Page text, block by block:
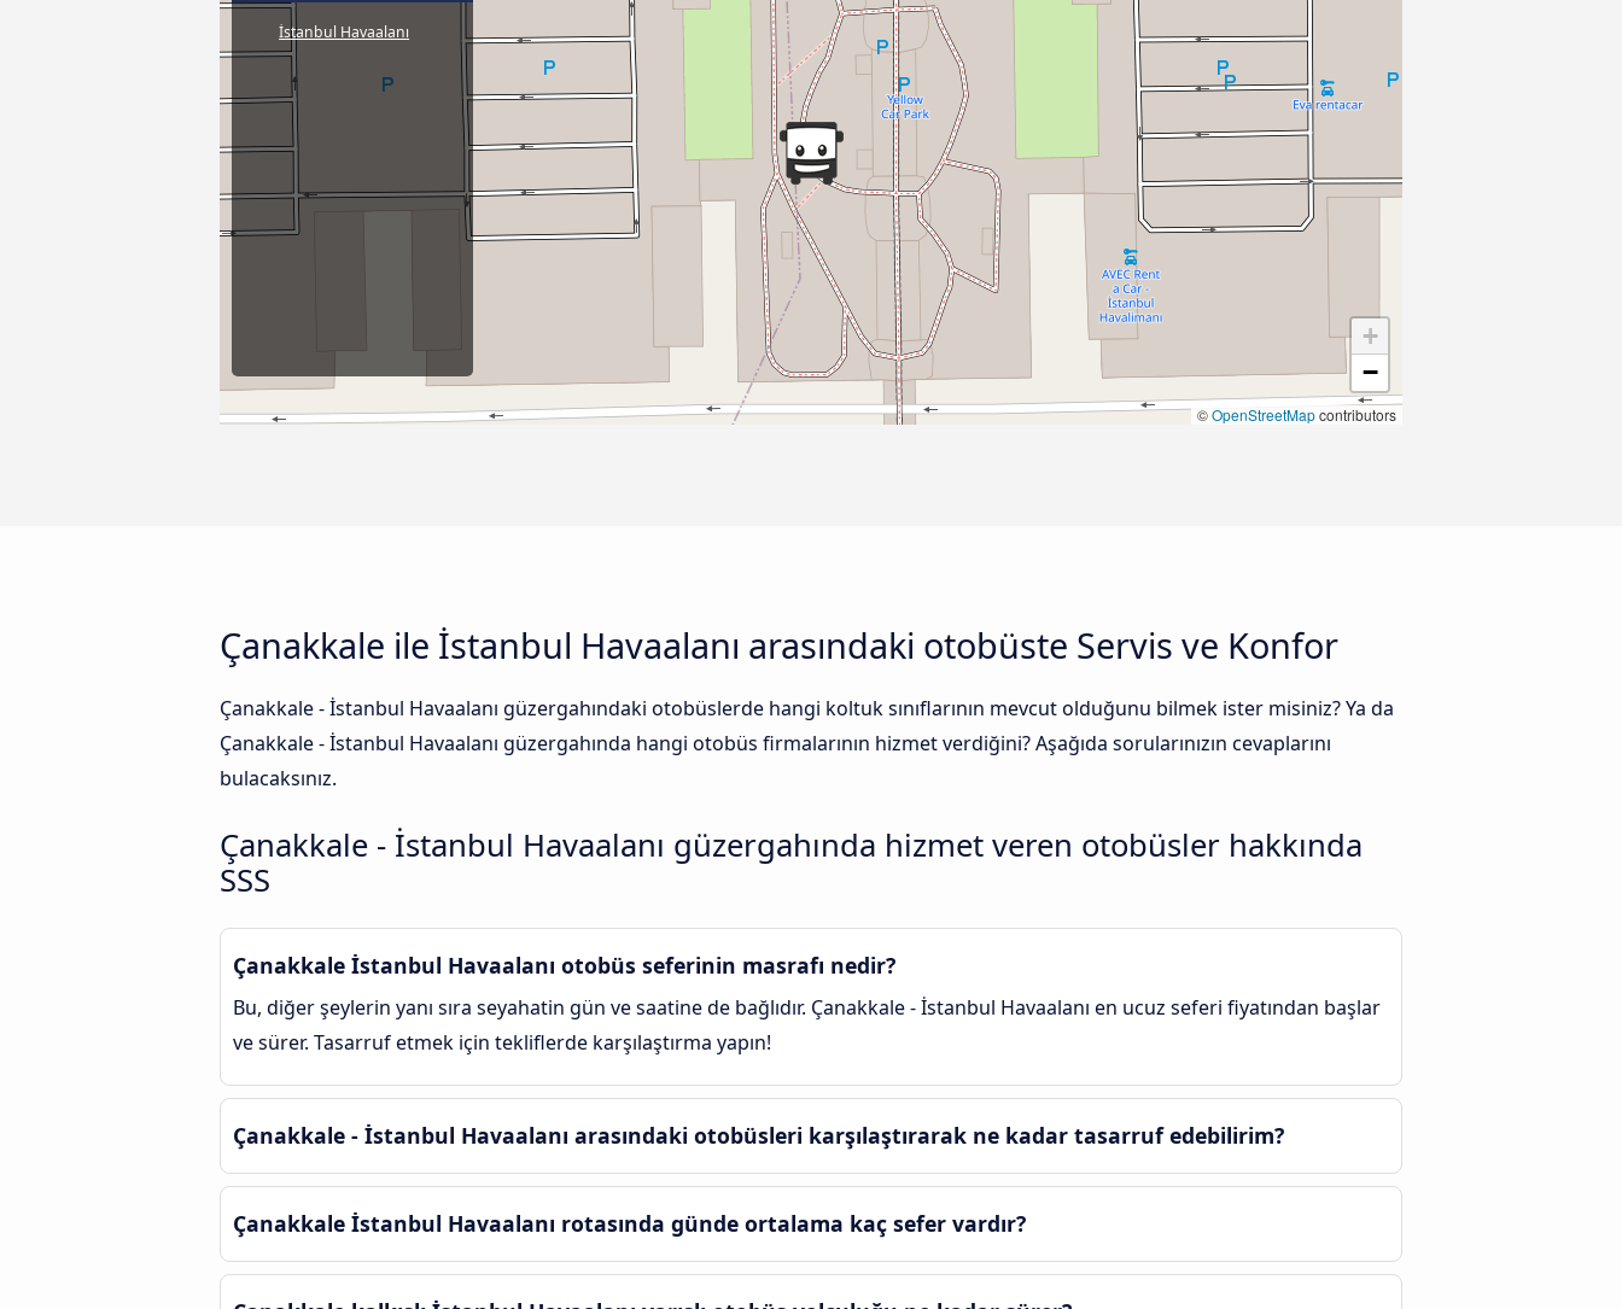
+
−
©OpenStreetMapcontributors
İstanbul Havaalanı
Çanakkale ile İstanbul Havaalanı arasındaki otobüste Servis ve Konfor
Çanakkale - İstanbul Havaalanı güzergahındaki otobüslerde hangi koltuk sınıflarının mevcut olduğunu bilmek ister misiniz? Ya da
Çanakkale - İstanbul Havaalanı güzergahında hangi otobüs firmalarının hizmet verdiğini? Aşağıda sorularınızın cevaplarını
bulacaksınız.
Çanakkale - İstanbul Havaalanı güzergahında hizmet veren otobüsler hakkında
SSS
Çanakkale İstanbul Havaalanı otobüs seferinin masrafı nedir?
Bu, diğer şeylerin yanı sıra seyahatin gün ve saatine de bağlıdır. Çanakkale - İstanbul Havaalanı en ucuz seferi fiyatından başlar
ve sürer. Tasarruf etmek için tekliflerde karşılaştırma yapın!
Çanakkale - İstanbul Havaalanı arasındaki otobüsleri karşılaştırarak ne kadar tasarruf edebilirim?
Çanakkale İstanbul Havaalanı rotasında günde ortalama kaç sefer vardır?